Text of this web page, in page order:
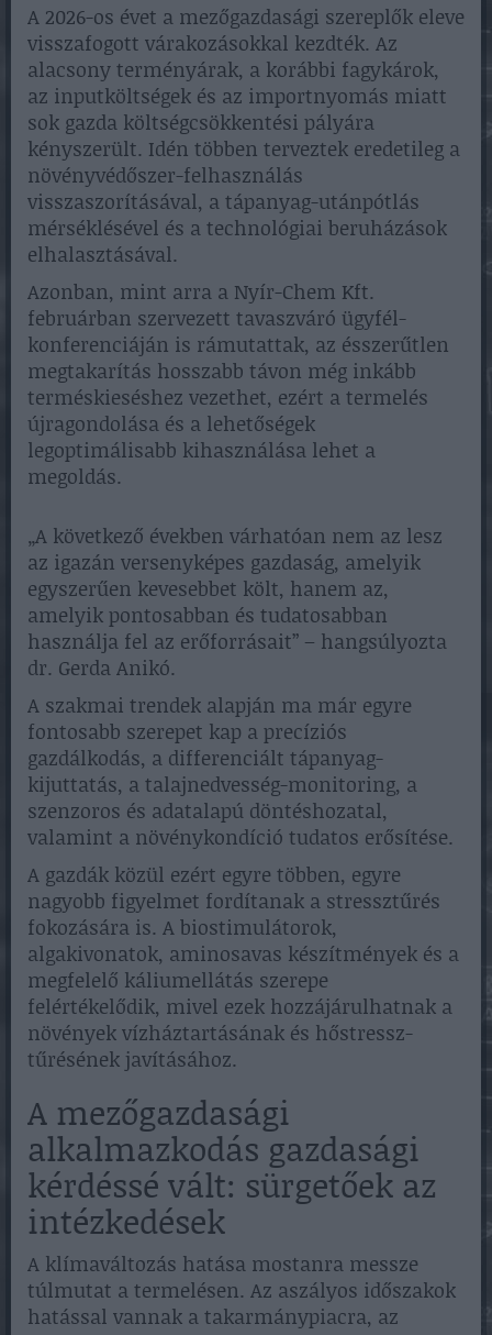
A 2026-os évet a mezőgazdasági szereplők eleve
visszafogott várakozásokkal kezdték. Az
alacsony terményárak, a korábbi fagykárok,
az inputköltségek és az importnyomás miatt
sok gazda költségcsökkentési pályára
kényszerült. Idén többen terveztek eredetileg a
növényvédőszer-felhasználás
visszaszorításával, a tápanyag-utánpótlás
mérséklésével és a technológiai beruházások
elhalasztásával.
Azonban, mint arra a Nyír-Chem Kft.
februárban szervezett tavaszváró ügyfél-
konferenciáján is rámutattak, az ésszerűtlen
megtakarítás hosszabb távon még inkább
terméskieséshez vezethet, ezért a termelés
újragondolása és a lehetőségek
legoptimálisabb kihasználása lehet a
megoldás.
„A következő években várhatóan nem az lesz
az igazán versenyképes gazdaság, amelyik
egyszerűen kevesebbet költ, hanem az,
amelyik pontosabban és tudatosabban
használja fel az erőforrásait” – hangsúlyozta
dr. Gerda Anikó.
A szakmai trendek alapján ma már egyre
fontosabb szerepet kap a precíziós
gazdálkodás, a differenciált tápanyag-
kijuttatás, a talajnedvesség-monitoring, a
szenzoros és adatalapú döntéshozatal,
valamint a növénykondíció tudatos erősítése.
A gazdák közül ezért egyre többen, egyre
nagyobb figyelmet fordítanak a stressztűrés
fokozására is. A biostimulátorok,
algakivonatok, aminosavas készítmények és a
megfelelő káliumellátás szerepe
felértékelődik, mivel ezek hozzájárulhatnak a
növények vízháztartásának és hőstressz-
tűrésének javításához.
A mezőgazdasági
alkalmazkodás gazdasági
kérdéssé vált: sürgetőek az
intézkedések
A klímaváltozás hatása mostanra messze
túlmutat a termelésen. Az aszályos időszakok
hatással vannak a takarmánypiacra, az